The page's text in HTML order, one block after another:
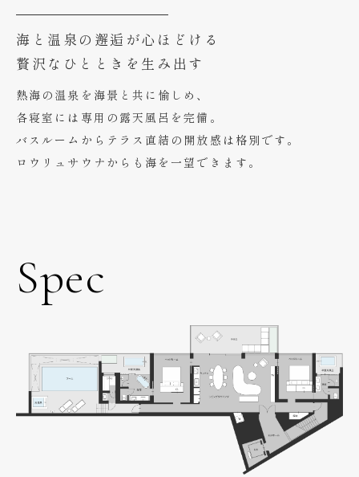
海と温泉の邂逅が心ほどける
贅沢なひとときを生み出す
熱海の温泉を海景と共に愉しめ、
各寝室には専用の露天風呂を完備。
バスルームからテラス直結の開放感は格別です。
ロウリュサウナからも海を一望できます。
Spec